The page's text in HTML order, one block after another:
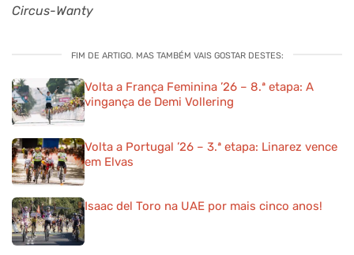
Circus-Wanty
FIM DE ARTIGO. MAS TAMBÉM VAIS GOSTAR DESTES:
Volta a França Feminina ’26 – 8.ª etapa: A
vingança de Demi Vollering
Volta a Portugal ’26 – 3.ª etapa: Linarez vence
em Elvas
Isaac del Toro na UAE por mais cinco anos!